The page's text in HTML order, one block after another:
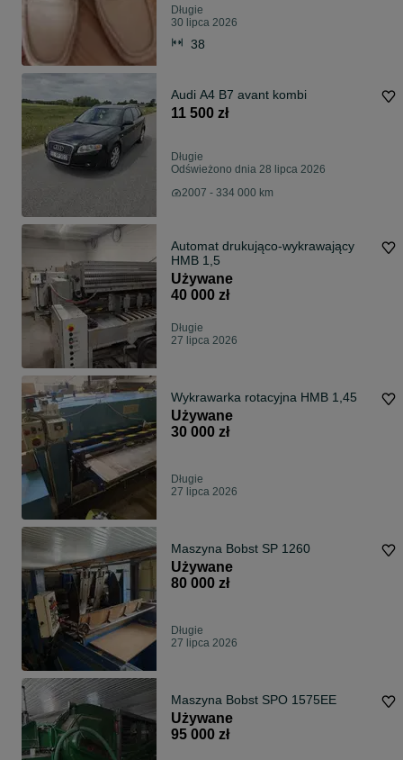
Długie
30 lipca 2026
38
Audi A4 B7 avant kombi
11 500 zł
Długie
Odświeżono dnia 28 lipca 2026
2007 - 334 000 km
Automat drukująco-wykrawający
HMB 1,5
Używane
40 000 zł
Długie
27 lipca 2026
Wykrawarka rotacyjna HMB 1,45
Używane
30 000 zł
Długie
27 lipca 2026
Maszyna Bobst SP 1260
Używane
80 000 zł
Długie
27 lipca 2026
Maszyna Bobst SPO 1575EE
Używane
95 000 zł